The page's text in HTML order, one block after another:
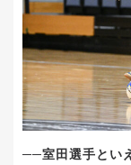
──室田選手とい